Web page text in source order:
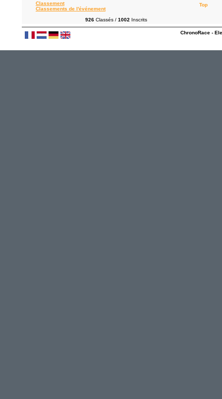
Classement
Classements de l'événement
926Classés / 1002 Inscrits
Top
ChronoRace -